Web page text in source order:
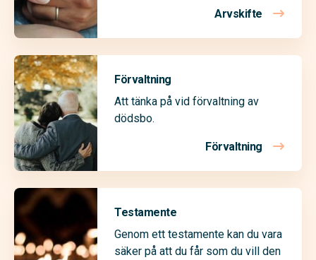
Arvskifte
Förvaltning
Att tänka på vid förvaltning av
dödsbo.
Förvaltning
Testamente
Genom ett testamente kan du vara
säker på att du får som du vill den